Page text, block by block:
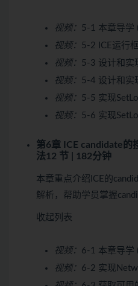
视频： 5-1 本章导学
视频： 5-2 ICE运行
视频： 5-3 设计和实
视频： 5-4 设计和实
视频： 5-5 实现
视频： 5-6 实现
第6章 ICE candidate的
法12 节 | 182分钟
本章重点介绍ICE的
解析，帮助学员掌握
收起列表
视频： 6-1 本章导学
视频： 6-2 实现